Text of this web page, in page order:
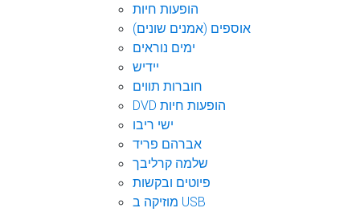
הופעות חיות
אוספים (אמנים שונים)
ימים נוראים
יידיש
חוברות תווים
DVD הופעות חיות
ישי ריבו
אברהם פריד
שלמה קרליבך
פיוטים ובקשות
מוזיקה ב USB